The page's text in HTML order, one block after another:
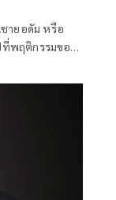
ายอดัม หรือ
ที่พฤติกรรมของ
ปพูดในเชิง
อง งานนี้เจ้าตัว
ป อาจนำไปสู่
ไรวินทร์ ก็ได้
อกไปแคสงาน